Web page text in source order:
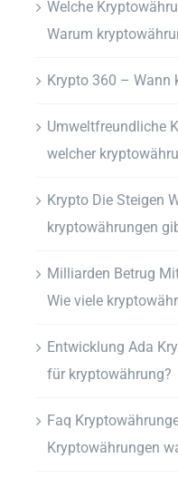
Welche
Warum
Krypto 360 – Wann
Umweltfreundliche
welcher
Krypto Die Steigen
kryptowährungen
Milliarden Betrug
Wie viele
Entwicklung Ada
für kryptowährung?
Faq
Kryptowährungen